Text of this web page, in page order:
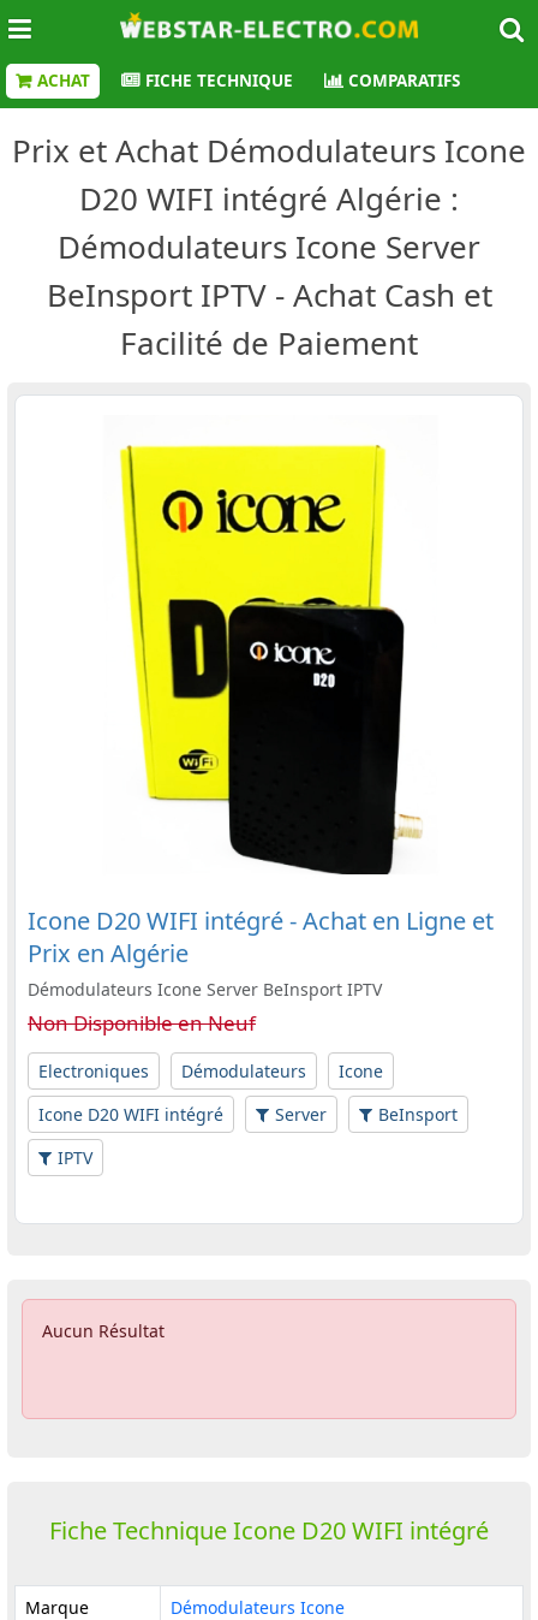
ACHAT FICHE TECHNIQUE COMPARATIFS
Prix et Achat Démodulateurs Icone
D20 WIFI intégré Algérie :
Démodulateurs Icone Server
BeInsport IPTV - Achat Cash et
Facilité de Paiement
Icone D20 WIFI intégré - Achat en Ligne et
Prix en Algérie
Démodulateurs Icone Server BeInsport IPTV
Non Disponible en Neuf
Electroniques Démodulateurs
Icone
Icone D20 WIFI intégré
Server
BeInsport
IPTV
Aucun Résultat
Fiche Technique Icone D20 WIFI intégré
Marque
Démodulateurs Icone